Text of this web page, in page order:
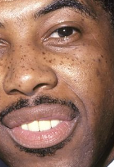
de
24
A 1000